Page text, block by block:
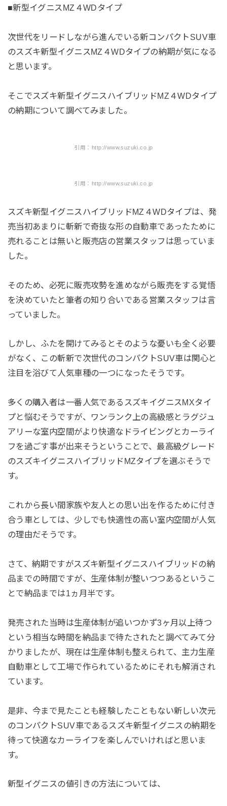
■新型イグニスMZ４WDタイプ
次世代をリードしながら進んでいる新コンパクトSUV車
のスズキ新型イグニスMZ４WDタイプの納期が気になる
と思います。
そこでスズキ新型イグニスハイブリッドMZ４WDタイプ
の納期について調べてみました。
引用：http://www.suzuki.co.jp
引用：http://www.suzuki.co.jp
スズキ新型イグニスハイブリッドMZ４WDタイプは、発
売当初あまりに斬新で奇抜な形の自動車であったために
売れることは無いと販売店の営業スタッフは思っていま
した。
そのため、必死に販売攻勢を進めながら販売をする覚悟
を決めていたと筆者の知り合いである営業スタッフは言
っていました。
しかし、ふたを開けてみるとそのような憂いも全く必要
がなく、この斬新で次世代のコンパクトSUV車は関心と
注目を浴びて人気車種の一つになったそうです。
多くの購入者は一番人気であるスズキイグニスMXタイ
プと悩むそうですが、ワンランク上の高級感とラグジュ
アリーな室内空間がより快適なドライビングとカーライ
フを過ごす事が出来そうということで、最高級グレード
のスズキイグニスハイブリッドMZタイプを選ぶそうで
す。
これから長い間家族や友人との思い出を作るために付き
合う車としては、少しでも快適性の高い室内空間が人気
の理由だそうです。
さて、納期ですがスズキ新型イグニスハイブリッドの納
品までの時間ですが、生産体制が整いつつあるというこ
とで納品までは1ヵ月半です。
発売された当時は生産体制が追いつかず3ヶ月以上待つ
という相当な時間を納品まで待たされたと調べてみて分
かりましたが、現在は生産体制も整えられて、主力生産
自動車として工場で作られているためにそれも解消され
ています。
是非、今まで見たことも経験したこともない新しい次元
のコンパクトSUV車であるスズキ新型イグニスの納期を
待って快適なカーライフを楽しんでいければと思いま
す。
新型イグニスの値引きの方法については、